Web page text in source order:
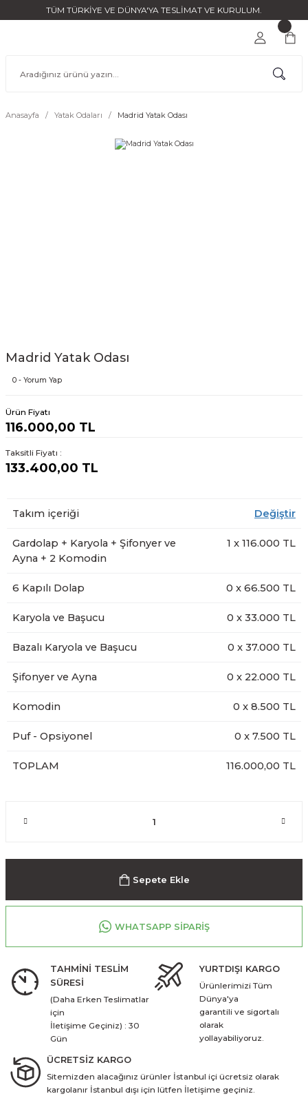
TÜM TÜRKİYE VE DÜNYA'YA TESLİMAT VE KURULUM.
Anasayfa Yatak Odaları Madrid Yatak Odası
Madrid Yatak Odası
0 - Yorum Yap
Ürün Fiyatı
116.000,00 TL
Taksitli Fiyatı :
133.400,00 TL
Takım içeriği Değiştir
Gardolap + Karyola + Şifonyer ve
Ayna + 2 Komodin
1 x 116.000 TL
6 Kapılı Dolap 0 x 66.500 TL
Karyola ve Başucu 0 x 33.000 TL
Bazalı Karyola ve Başucu 0 x 37.000 TL
Şifonyer ve Ayna 0 x 22.000 TL
Komodin 0 x 8.500 TL
Puf - Opsiyonel 0 x 7.500 TL
TOPLAM 116.000,00 TL
Sepete Ekle
WHATSAPP SİPARİŞ
TAHMİNİ TESLİM
SÜRESİ
(Daha Erken Teslimatlar
için
İletişime Geçiniz) : 30
Gün
YURTDIŞI KARGO
Ürünlerimizi Tüm
Dünya'ya
garantili ve sigortalı
olarak
yollayabiliyoruz.
ÜCRETSİZ KARGO
Sitemizden alacağınız ürünler İstanbul içi ücretsiz olarak
kargolanır İstanbul dışı için lütfen İletişime geçiniz.